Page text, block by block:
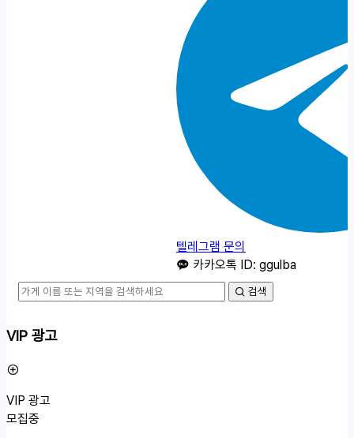
텔레그램 문의
카카오톡 ID: ggulba
검색
VIP 광고
VIP 광고
모집중